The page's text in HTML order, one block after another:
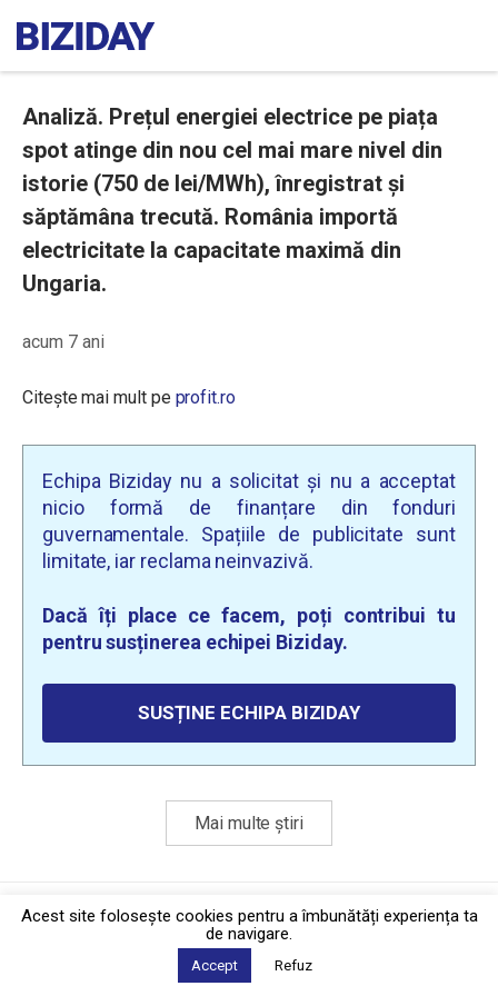
Analiză. Prețul energiei electrice pe piața
spot atinge din nou cel mai mare nivel din
istorie (750 de lei/MWh), înregistrat și
săptămâna trecută. România importă
electricitate la capacitate maximă din
Ungaria.
acum 7 ani
Citește mai mult pe profit.ro
Echipa Biziday nu a solicitat și nu a acceptat
nicio formă de finanțare din fonduri
guvernamentale. Spațiile de publicitate sunt
limitate, iar reclama neinvazivă.
Dacă îți place ce facem, poți contribui tu
pentru susținerea echipei Biziday.
SUSȚINE ECHIPA BIZIDAY
Mai multe știri
Politica de confidențialitate·Contact
2026 © Biziday
Acest site foloseşte cookies pentru a îmbunătăți experiența ta
de navigare.
Accept Refuz